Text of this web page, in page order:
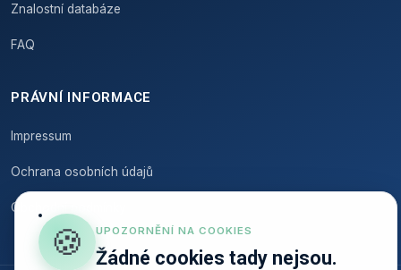
🍪 UPOZORNĚNÍ NA COOKIES
Žádné cookies tady nejsou.
Znalostní databáze
FAQ
PRÁVNÍ INFORMACE
Impressum
Ochrana osobních údajů
Obchodní podmínky